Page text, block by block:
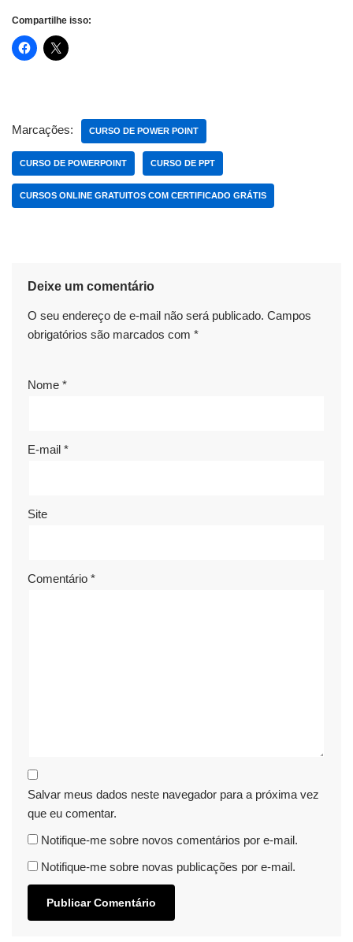
Compartilhe isso:
Marcações: CURSO DE POWER POINT
CURSO DE POWERPOINT CURSO DE PPT
CURSOS ONLINE GRATUITOS COM CERTIFICADO GRÁTIS
Deixe um comentário
O seu endereço de e-mail não será publicado. Campos
obrigatórios são marcados com *
Nome *
E-mail *
Site
Comentário *
Salvar meus dados neste navegador para a próxima vez
que eu comentar.
Notifique-me sobre novos comentários por e-mail.
Notifique-me sobre novas publicações por e-mail.